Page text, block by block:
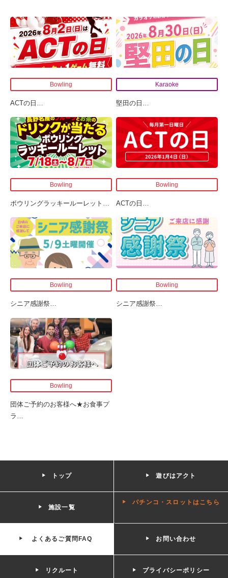
Bowling
ACTの日
Karaoke
堅田の日
Bowling
ボウリングラッキールーレット
Bowling
ACTの日
Bowling
シニア感謝祭…
Bowling
シニア感謝祭…
Bowling
団体ご予約のお客様へ★お食事プ
ラ
トップ 遊びはアクト
施設一覧
パチンコ・スロットはこちら
よくあるご質問FAQ お問い合わせ
リクルート プライバシーポリシー